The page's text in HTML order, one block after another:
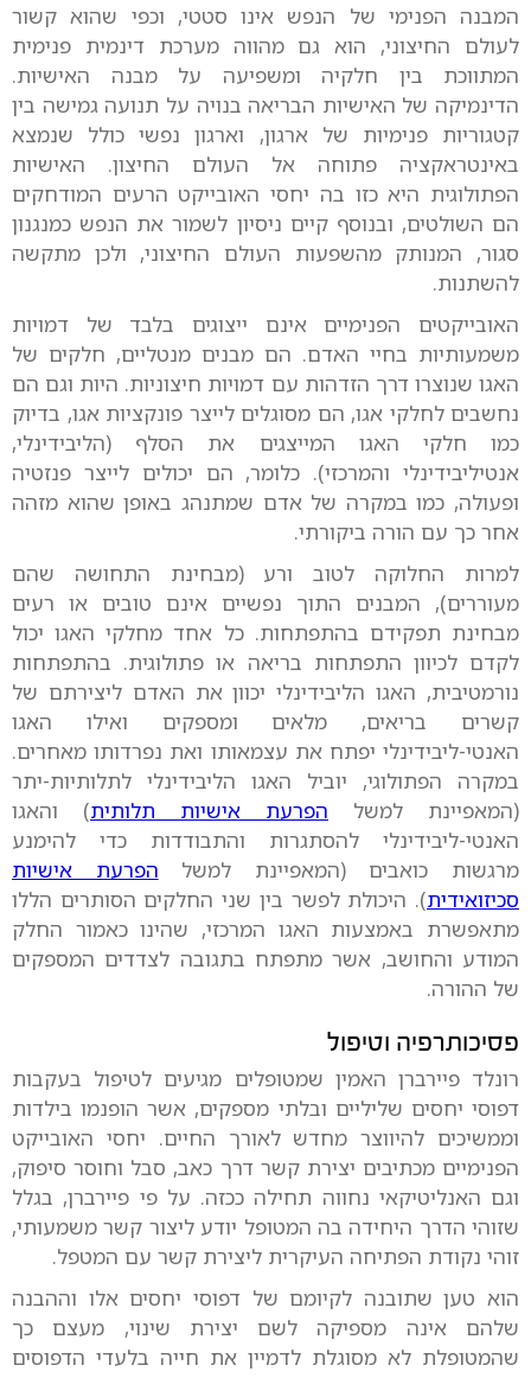
המבנה הפנימי של הנפש אינו סטטי, וכפי שהוא קשור
לעולם החיצוני, הוא גם מהווה מערכת דינמית פנימית
המתווכת בין חלקיה ומשפיעה על מבנה האישיות.
הדינמיקה של האישיות הבריאה בנויה על תנועה גמישה בין
קטגוריות פנימיות של ארגון, וארגון נפשי כולל שנמצא
באינטראקציה פתוחה אל העולם החיצון. האישיות
הפתולוגית היא כזו בה יחסי האובייקט הרעים המודחקים
הם השולטים, ובנוסף קיים ניסיון לשמור את הנפש כמנגנון
סגור, המנותק מהשפעות העולם החיצוני, ולכן מתקשה
להשתנות.
האובייקטים הפנימיים אינם ייצוגים בלבד של דמויות
משמעותיות בחיי האדם. הם מבנים מנטליים, חלקים של
האגו שנוצרו דרך הזדהות עם דמויות חיצוניות. היות וגם הם
נחשבים לחלקי אגו, הם מסוגלים לייצר פונקציות אגו, בדיוק
כמו חלקי האגו המייצגים את הסלף (הליבידינלי,
אנטיליבידינלי והמרכזי). כלומר, הם יכולים לייצר פנזטיה
ופעולה, כמו במקרה של אדם שמתנהג באופן שהוא מזהה
אחר כך עם הורה ביקורתי.
למרות החלוקה לטוב ורע (מבחינת התחושה שהם
מעוררים), המבנים התוך נפשיים אינם טובים או רעים
מבחינת תפקידם בהתפתחות. כל אחד מחלקי האגו יכול
לקדם לכיוון התפתחות בריאה או פתולוגית. בהתפתחות
נורמטיבית, האגו הליבידינלי יכוון את האדם ליצירתם של
קשרים בריאים, מלאים ומספקים ואילו האגו
האנטי-ליבידינלי יפתח את עצמאותו ואת נפרדותו מאחרים.
במקרה הפתולוגי, יוביל האגו הליבידינלי לתלותיות-יתר
(המאפיינת למשל הפרעת אישיות תלותית) והאגו
האנטי-ליבידינלי להסתגרות והתבודדות כדי להימנע
מרגשות כואבים (המאפיינת למשל הפרעת אישיות
סכיזואידית). היכולת לפשר בין שני החלקים הסותרים הללו
מתאפשרת באמצעות האגו המרכזי, שהינו כאמור החלק
המודע והחושב, אשר מתפתח בתגובה לצדדים המספקים
של ההורה.
פסיכותרפיה וטיפול
רונלד פיירברן האמין שמטופלים מגיעים לטיפול בעקבות
דפוסי יחסים שליליים ובלתי מספקים, אשר הופנמו בילדות
וממשיכים להיווצר מחדש לאורך החיים. יחסי האובייקט
הפנימיים מכתיבים יצירת קשר דרך כאב, סבל וחוסר סיפוק,
וגם האנליטיקאי נחווה תחילה ככזה. על פי פיירברן, בגלל
שזוהי הדרך היחידה בה המטופל יודע ליצור קשר משמעותי,
זוהי נקודת הפתיחה העיקרית ליצירת קשר עם המטפל.
הוא טען שתובנה לקיומם של דפוסי יחסים אלו וההבנה
שלהם אינה מספיקה לשם יצירת שינוי, מעצם כך
שהמטופלת לא מסוגלת לדמיין את חייה בלעדי הדפוסים